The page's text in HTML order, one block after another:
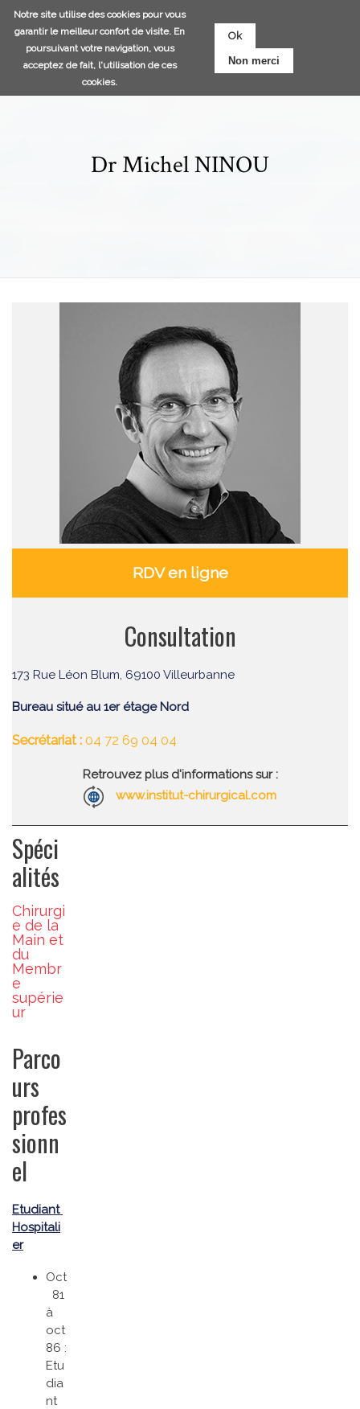
Notre site utilise des cookies pour vous
garantir le meilleur confort de visite. En
poursuivant votre navigation, vous
acceptez de fait, l'utilisation de ces
cookies.
Ok
Non merci
Aller
au
Dr Michel NINOU
RDV en ligne
Consultation
173 Rue Léon Blum, 69100 Villeurbanne
Bureau situé au 1er étage Nord
Secrétariat : 04 72 69 04 04
Retrouvez plus d'informations sur :
www.institut-chirurgical.com
Spéci
alités
Chirurgi
e de la
Main et
du
Membr
e
supérie
ur
Parco
urs
profes
sionn
el
Etudiant
Hospitali
er
Oct
81
à
oct
86 :
Etu
dia
nt